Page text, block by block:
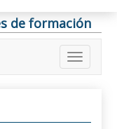
de formación